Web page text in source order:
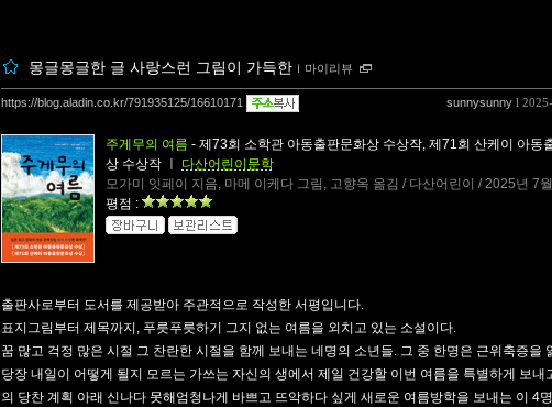
몽글몽글한 글 사랑스런 그림이 가득한 ｌ 마이리뷰
sunnysunny l
https://blog.aladin.co.kr/791935125/16610171
주게무의 여름 - 제73회 소학관 아동출판문화상 수상작, 제71회 산케이 아동
상 수상작
다산어린이문학
모가미 잇페이 지음, 마메 이케다 그림, 고향옥 옮김 / 다산어린이 / 2025년 7월
평점 :
출판사로부터 도서를 제공받아 주관적으로 작성한 서평입니다.
표지그림부터 제목까지, 푸릇푸릇하기 그지 없는 여름을 외치고 있는 소설이다.
꿈 많고 걱정 많은 시절 그 찬란한 시절을 함께 보내는 네명의 소년들. 그 중 한명은 근위축증을
당장 내일이 어떻게 될지 모르는 가쓰는 자신의 생에서 제일 건강할 이번 여름을 특별하게 보내
의 당찬 계획 아래 신나다 못해엄청나게 바쁘고 뜨악하다 싶게 새로운 여름방학을 보내는 이 4명